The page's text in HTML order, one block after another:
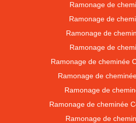
Ramonage de
Ramonage de
Ramonage de
Ramonage de
Ramonage de cheminée
Ramonage de
Ramonage de
Ramonage de cheminée
Ramonage de